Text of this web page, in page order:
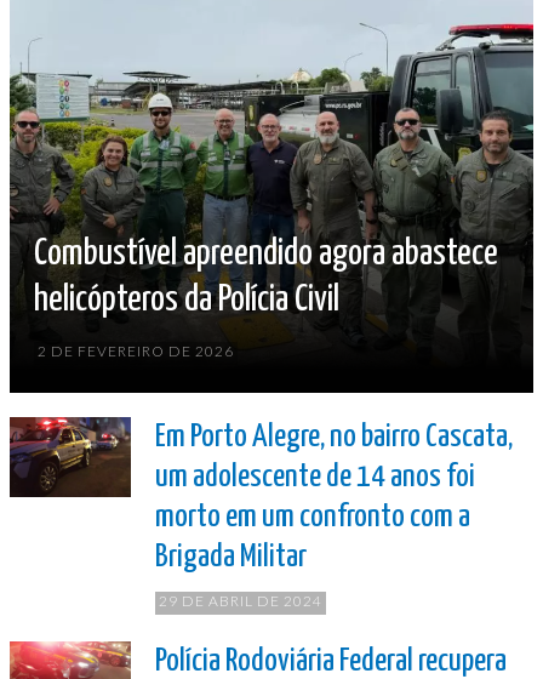
Combustível apreendido agora abastece
helicópteros da Polícia Civil
2 DE FEVEREIRO DE 2026
Em Porto Alegre, no bairro Cascata,
um adolescente de 14 anos foi
morto em um confronto com a
Brigada Militar
29 DE ABRIL DE 2024
Polícia Rodoviária Federal recupera